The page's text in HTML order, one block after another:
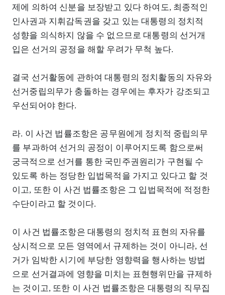
제에 의하여 신분을 보장받고 있다 하여도, 최종적인
인사권과 지휘감독권을 갖고 있는 대통령의 정치적
성향을 의식하지 않을 수 없으므로 대통령의 선거개
입은 선거의 공정을 해할 우려가 무척 높다.
결국 선거활동에 관하여 대통령의 정치활동의 자유와
선거중립의무가 충돌하는 경우에는 후자가 강조되고
우선되어야 한다.
라. 이 사건 법률조항은 공무원에게 정치적 중립의무
를 부과하여 선거의 공정이 이루어지도록 함으로써
궁극적으로 선거를 통한 국민주권원리가 구현될 수
있도록 하는 정당한 입법목적을 가지고 있다고 할 것
이고, 또한 이 사건 법률조항은 그 입법목적에 적정한
수단이라고 할 것이다.
이 사건 법률조항은 대통령의 정치적 표현의 자유를
상시적으로 모든 영역에서 규제하는 것이 아니라, 선
거가 임박한 시기에 부당한 영향력을 행사하는 방법
으로 선거결과에 영향을 미치는 표현행위만을 규제하
는 것이고, 또한 이 사건 법률조항은 대통령의 직무집